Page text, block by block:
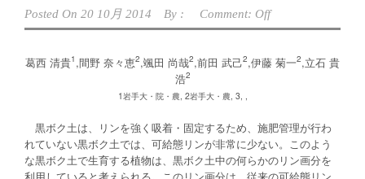
Posted On 20 10月 2014 By : Comment: Off
葛西 清貴1 ,間野 奈々恵2,颯田 尚哉2,前田 武己2,伊藤 菊一2,立石 貴
浩2
1岩手大・院・農, 2岩手大・農, 3, ,
黒ボク土は、リンを強く吸着・固定するため、施肥管理が行わ
れていない黒ボク土では、可給態リンが非常に少ない。このよう
な黒ボク土で生育する植物は、黒ボク土中の何らかのリン画分を
利用していると考えられる。このリン画分は、従来の可給態リン